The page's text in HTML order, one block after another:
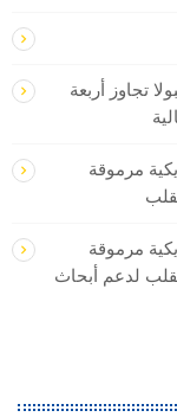
تجاوز ‌أربعة
مرموقة
مرموقة
لدعم أبحاث